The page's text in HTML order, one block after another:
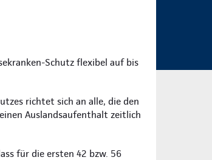
Schutz flexibel auf bis
richtet sich an alle, die den
Auslandsaufenthalt zeitlich
für die ersten 42 bzw. 56